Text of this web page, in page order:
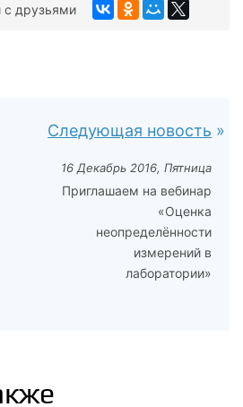
с друзьями
Следующая новость
16 Декабрь 2016, Пятница
Приглашаем на вебинар
«Оценка
неопределённости
измерений в
лаборатории»